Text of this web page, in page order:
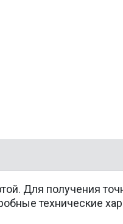
Для получения
технические